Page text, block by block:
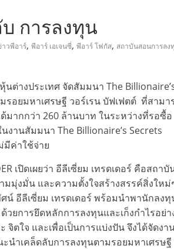
การลงทุน
วพีอาร์, พีอาร์ เอเจนซี่, พีอาร์ โฟกัส, สถาบันสอนการลง
ต่างประเทศ จัดสัมมนา The
รอยมหาเศรษฐี วอร์เรน บัฟเฟตต์ ที่สามา
มากกว่า 260 ล้านบาท ในระหว่างที่รอซื้อ
งานสัมมนา The Billionaire’s Secrets
มีค่าใช้จ่าย
เปิดเผยว่า อีลีเซี่ยม เทรดเดอร์ คือสถา
มุ่งมั่น และความตั้งใจสร้างสรรค์สิ่งใหม่
อีลีเซี่ยม เทรดเดอร์ พร้อมนำพานักลงทุ
วยการยึดหลักการลงทุนและเก็งกำไรอย่
ตใจ และเพื่อเป็นการแบ่งปัน จึงได้จัดงา
ะนำเคล็ดลับการลงทุนตามรอยมหาเศรษฐี